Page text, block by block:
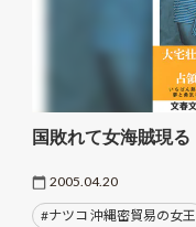
国敗れて女海賊現る
2005.04.20
#ナツコ 沖縄密貿易の女王